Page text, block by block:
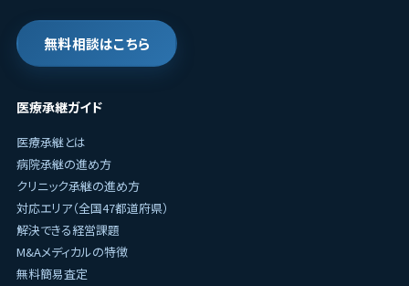
無料相談はこちら
医療承継ガイド
医療承継とは
病院承継の進め方
クリニック承継の進め方
対応エリア（全国47都道府県）
解決できる経営課題
M&Aメディカルの特徴
無料簡易査定